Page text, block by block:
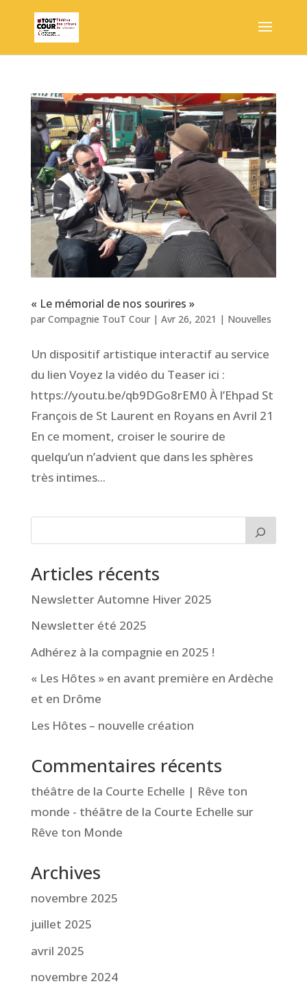
« Le mémorial de nos sourires »
par Compagnie TouT Cour| Avr 26, 2021 | Nouvelles
Un dispositif artistique interactif au service
du lien Voyez la vidéo du Teaser ici :
https://youtu.be/qb9DGo8rEM0 À l’Ehpad St
François de St Laurent en Royans en Avril 21
En ce moment, croiser le sourire de
quelqu’un n’advient que dans les sphères
très intimes...
Articles récents
Newsletter Automne Hiver 2025
Newsletter été 2025
Adhérez à la compagnie en 2025 !
« Les Hôtes » en avant première en Ardèche
et en Drôme
Les Hôtes – nouvelle création
Commentaires récents
théâtre de la Courte Echelle | Rêve ton
monde - théâtre de la Courte Echelle sur
Rêve ton Monde
Archives
novembre 2025
juillet 2025
avril 2025
novembre 2024